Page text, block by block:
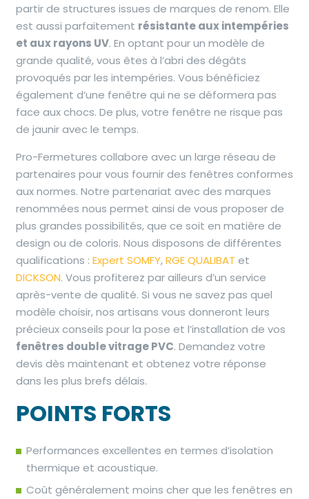
partir de structures issues de marques de renom. Elle
est aussi parfaitement résistante aux intempéries
et aux rayons UV. En optant pour un modèle de
grande qualité, vous êtes à l’abri des dégâts
provoqués par les intempéries. Vous bénéficiez
également d’une fenêtre qui ne se déformera pas
face aux chocs. De plus, votre fenêtre ne risque pas
de jaunir avec le temps.
Pro-Fermetures collabore avec un large réseau de
partenaires pour vous fournir des fenêtres conformes
aux normes. Notre partenariat avec des marques
renommées nous permet ainsi de vous proposer de
plus grandes possibilités, que ce soit en matière de
design ou de coloris. Nous disposons de différentes
qualifications : Expert SOMFY,RGE QUALIBAT et
DICKSON. Vous profiterez par ailleurs d’un service
après-vente de qualité. Si vous ne savez pas quel
modèle choisir, nos artisans vous donneront leurs
précieux conseils pour la pose et l’installation de vos
fenêtres double vitrage PVC. Demandez votre
devis dès maintenant et obtenez votre réponse
dans les plus brefs délais.
POINTS FORTS
Performances excellentes en termes d’isolation
thermique et acoustique.
Coût généralement moins cher que les fenêtres en